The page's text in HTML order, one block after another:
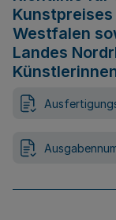
Westfalen
Landes